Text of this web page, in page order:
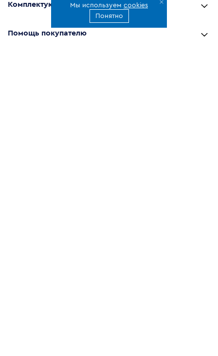
Мы используем cookies
Понятно
Комплектующие
Помощь покупателю